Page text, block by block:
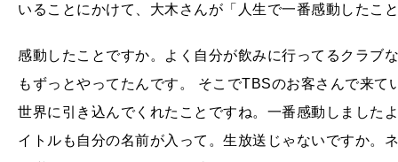
いることにかけて、大木さんが「人生で一番感動したこ
感動したことですか。よく自分が飲みに行ってるクラブ
もずっとやってたんです。 そこでTBSのお客さんで来
世界に引き込んでくれたことですね。一番感動しました
イトルも自分の名前が入って。生放送じゃないですか。